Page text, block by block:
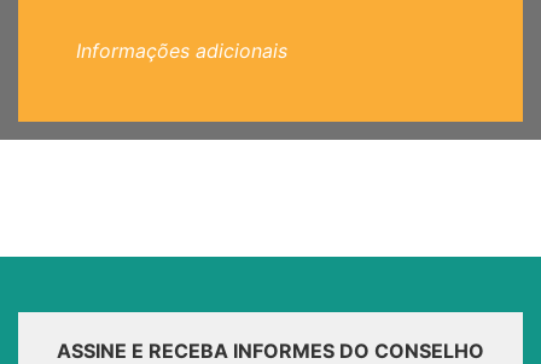
Informações adicionais
ASSINE E RECEBA INFORMES DO CONSELHO